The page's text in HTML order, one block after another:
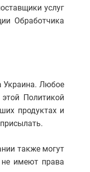
услуг
Обработчика
Украина. Любое
Политикой
продуктах и
также могут
не имеют права